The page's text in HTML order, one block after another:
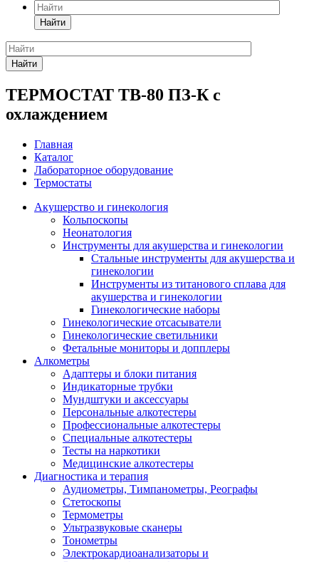
Найти
Найти
ТЕРМОСТАТ ТВ-80 ПЗ-К с
охлаждением
Главная
Каталог
Лабораторное оборудование
Термостаты
Акушерство и гинекология
Кольпоскопы
Неонатология
Инструменты для акушерства и гинекологии
Стальные инструменты для акушерства и
гинекологии
Инструменты из титанового сплава для
акушерства и гинекологии
Гинекологические наборы
Гинекологические отсасыватели
Гинекологические светильники
Фетальные мониторы и допплеры
Алкометры
Адаптеры и блоки питания
Индикаторные трубки
Мундштуки и аксессуары
Персональные алкотестеры
Профессиональные алкотестеры
Специальные алкотестеры
Тесты на наркотики
Медицинские алкотестеры
Диагностика и терапия
Аудиометры, Тимпанометры, Реографы
Стетоскопы
Термометры
Ультразвуковые сканеры
Тонометры
Электрокардиоанализаторы и